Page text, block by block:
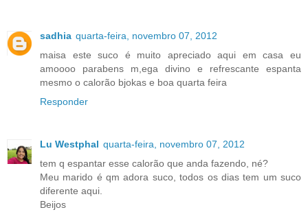
sadhia quarta-feira, novembro 07, 2012
maisa este suco é muito apreciado aqui em casa eu
amoooo parabens m,ega divino e refrescante espanta
mesmo o calorão bjokas e boa quarta feira
Responder
Lu Westphal quarta-feira, novembro 07, 2012
tem q espantar esse calorão que anda fazendo, né?
Meu marido é qm adora suco, todos os dias tem um suco
diferente aqui.
Beijos